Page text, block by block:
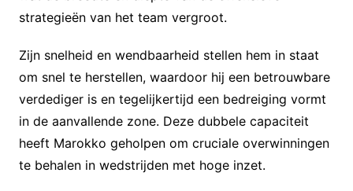
strategieën van het team vergroot.
Zijn snelheid en wendbaarheid stellen hem in staat
om snel te herstellen, waardoor hij een betrouwbare
verdediger is en tegelijkertijd een bedreiging vormt
in de aanvallende zone. Deze dubbele capaciteit
heeft Marokko geholpen om cruciale overwinningen
te behalen in wedstrijden met hoge inzet.